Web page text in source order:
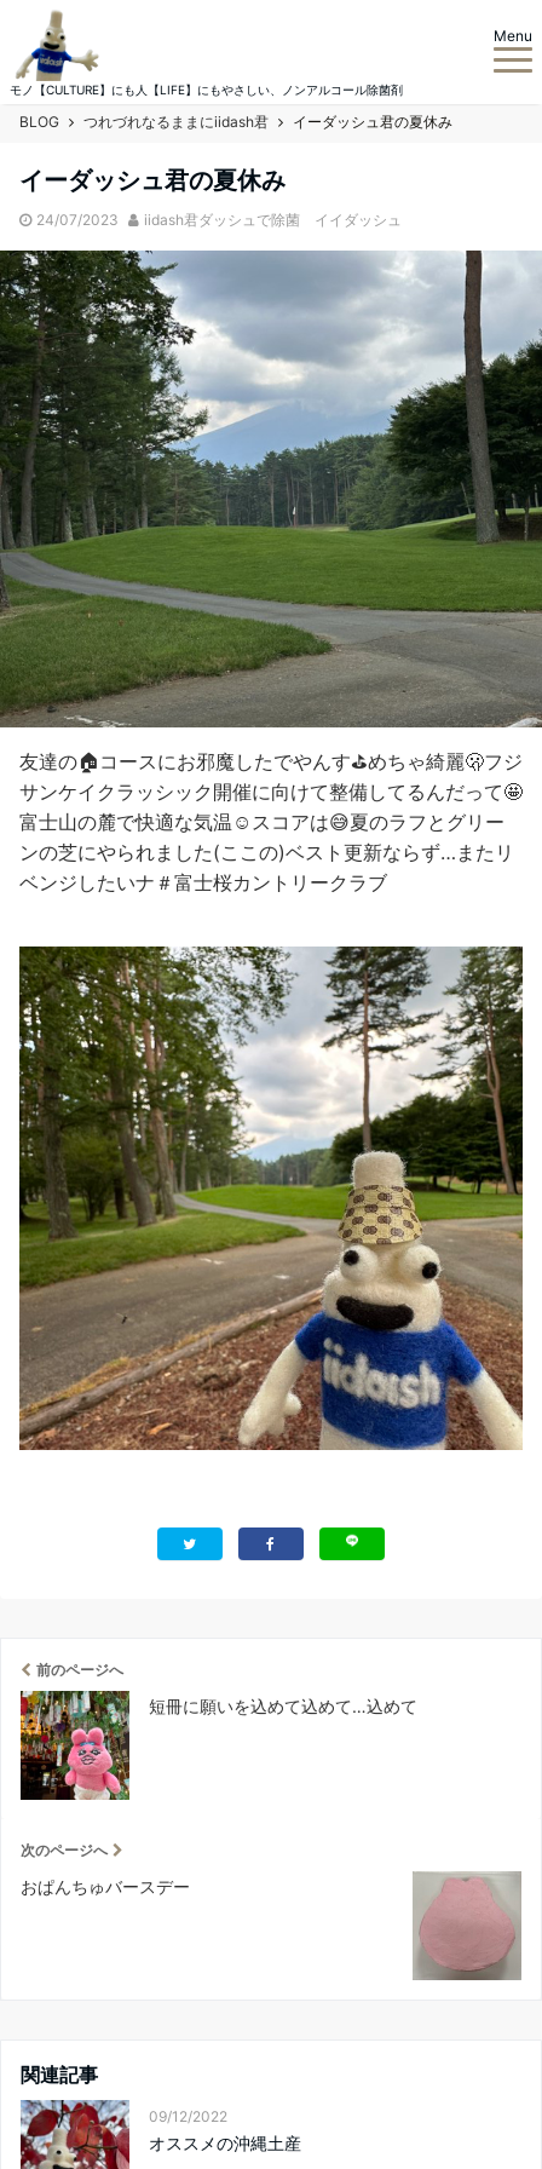
モノ【CULTURE】にも人【LIFE】にもやさしい、ノンアルコール除菌剤
Menu
BLOG つれづれなるままにiidash君 イーダッシュ君の夏休み
イーダッシュ君の夏休み
24/07/2023 iidash君ダッシュで除菌 イイダッシュ
友達の🏠コースにお邪魔したでやんす⛳️めちゃ綺麗🫢フジ
サンケイクラッシック開催に向けて整備してるんだって🤩
富士山の麓で快適な気温☺️スコアは😅夏のラフとグリー
ンの芝にやられました(ここの)ベスト更新ならず…またリ
ベンジしたいナ＃富士桜カントリークラブ
前のページへ
短冊に願いを込めて込めて…込めて
次のページへ
おぱんちゅバースデー
関連記事
09/12/2022
オススメの沖縄土産